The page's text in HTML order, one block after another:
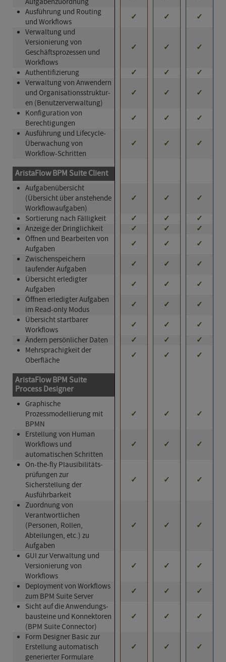
Ausführung und Routing
und Workflows
✓ ✓
✓
Verwaltung und
Versionierung von
Geschäftsprozessen und
Workflows
✓ ✓ ✓
Authentifizierung ✓ ✓
✓
Verwaltung von Anwendern
und Organisations­struktur­
en (Be­nutz­erver­walt­ung)
✓ ✓
✓
Konfiguration von
Berechtigungen
✓ ✓
✓
Ausführung und Lifecycle-
Überwachung von
Workflow-Schritten
✓ ✓ ✓
AristaFlow BPM Suite Client
Aufgabenübersicht
(Übersicht über anstehende
Workflowaufgaben)
✓ ✓
✓
Sortierung nach Fälligkeit
✓ ✓
✓
Anzeige der Dringlichkeit
✓ ✓
✓
Öffnen und Bearbeiten von
Aufgaben
✓ ✓
✓
Zwischenspeichern
laufender Aufgaben
✓ ✓
✓
Übersicht erledigter
Aufgaben
✓ ✓
✓
Öffnen erledigter Aufgaben
im Read-only Modus
✓ ✓
✓
Übersicht startbarer
Workflows
✓ ✓
✓
Ändern persönlicher Daten
✓ ✓
✓
Mehrsprachigkeit der
Oberfläche
✓ ✓ ✓
AristaFlow BPM Suite
Process Designer
Graphische
Prozessmodellierung mit
BPMN
✓ ✓
✓
Erstellung von Human
Workflows und
automatischen Schritten
✓ ✓
✓
On-the-fly Plausibilitäts­
prüf­ung­en zur
Sicherstellung der
Ausführbarkeit
✓ ✓ ✓
Zuordnung von
Verantwortlichen
(Personen, Rollen,
Abteilungen, etc.) zu
Aufgaben
✓ ✓ ✓
GUI zur Verwaltung und
Versionierung von
Workflows
✓ ✓
✓
Deployment von Workflows
zum BPM Suite Server
✓ ✓
✓
Sicht auf die Anwend­ungs­
bau­steine und Konnektoren
(BPM Suite Connector)
✓ ✓
✓
Form Designer Basic zur
Erstellung automatisch
generierter Formulare
✓ ✓ ✓